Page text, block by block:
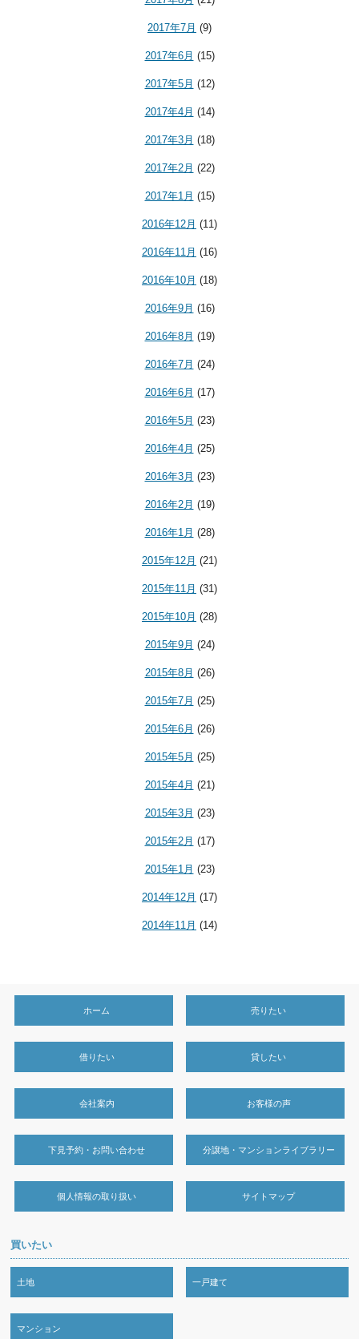
2017年7月 (9)
2017年6月 (15)
2017年5月 (12)
2017年4月 (14)
2017年3月 (18)
2017年2月 (22)
2017年1月 (15)
2016年12月 (11)
2016年11月 (16)
2016年10月 (18)
2016年9月 (16)
2016年8月 (19)
2016年7月 (24)
2016年6月 (17)
2016年5月 (23)
2016年4月 (25)
2016年3月 (23)
2016年2月 (19)
2016年1月 (28)
2015年12月 (21)
2015年11月 (31)
2015年10月 (28)
2015年9月 (24)
2015年8月 (26)
2015年7月 (25)
2015年6月 (26)
2015年5月 (25)
2015年4月 (21)
2015年3月 (23)
2015年2月 (17)
2015年1月 (23)
2014年12月 (17)
2014年11月 (14)
ホーム 売りたい
借りたい 貸したい
会社案内 お客様の声
下見予約・お問い合わせ 分譲地・マンションライブラリー
個人情報の取り扱い サイトマップ
買いたい
土地 一戸建て
マンション